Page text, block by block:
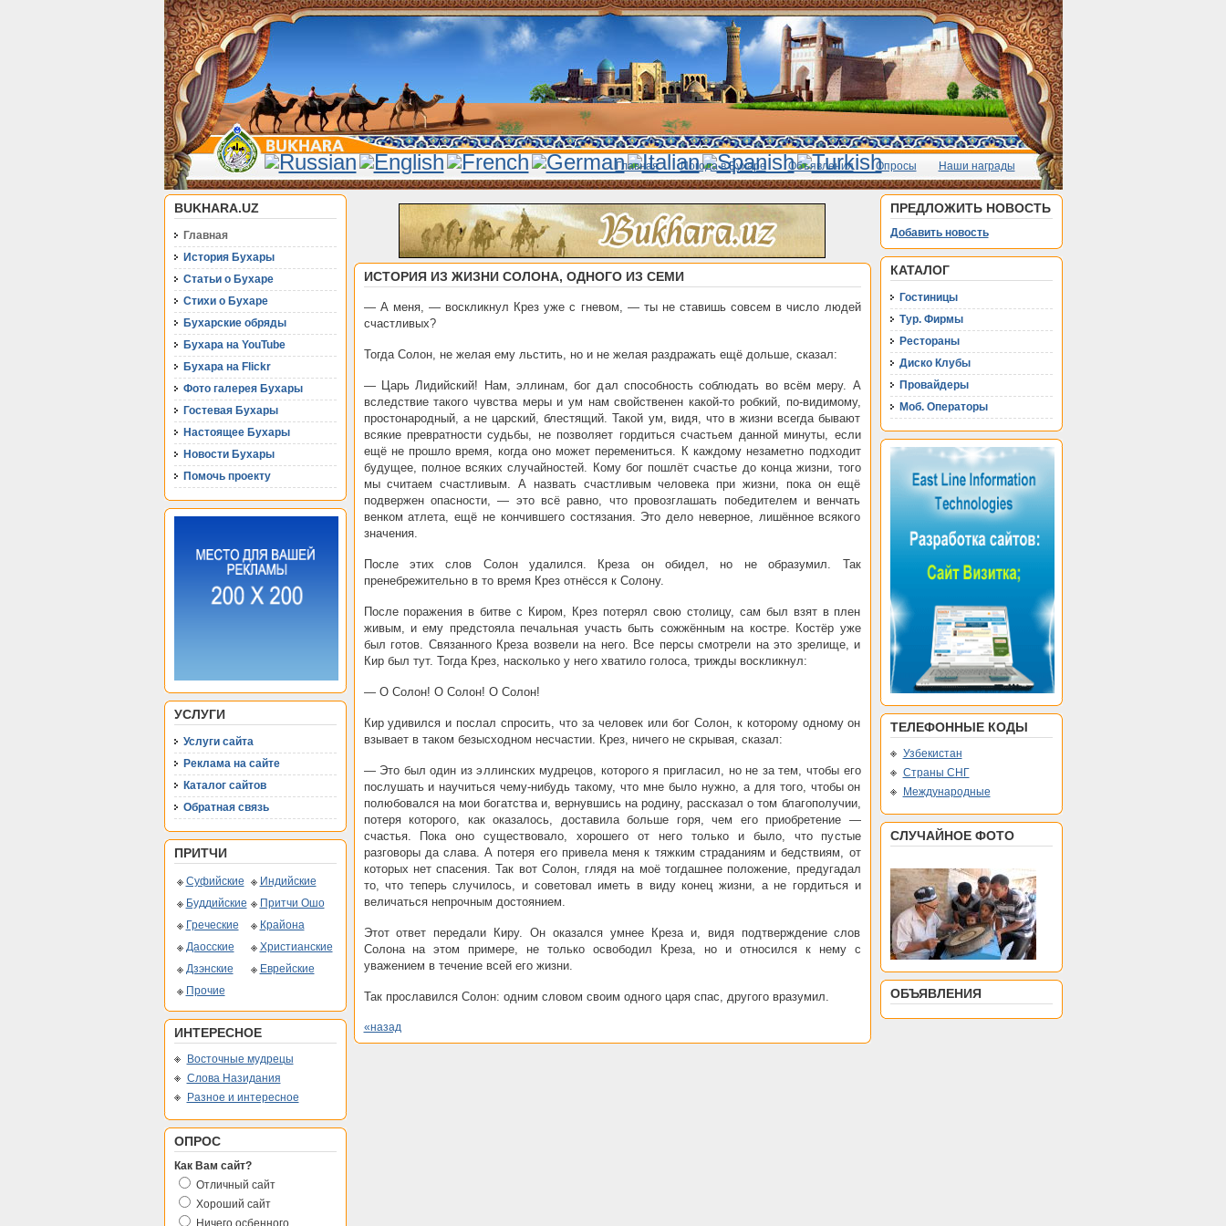
Главная Погода в Бухаре Объявления Опросы Наши награды
BUKHARA.UZ
Главная
История Бухары
Статьи о Бухаре
Стихи о Бухаре
Бухарские обряды
Бухара на YouTube
Бухара на Flickr
Фото галерея Бухары
Гостевая Бухары
Настоящее Бухары
Новости Бухары
Помочь проекту
УСЛУГИ
Услуги сайта
Реклама на сайте
Каталог сайтов
Обратная связь
ПРИТЧИ
Суфийские
Индийские
Буддийские
Притчи Ошо
Греческие
Крайона
Даосские
Христианские
Дзэнские
Еврейские
Прочие
ИНТЕРЕСНОЕ
Восточные мудрецы
Слова Назидания
Разное и интересное
ОПРОС
Как Вам сайт?
Отличный сайт
Хороший сайт
Ничего осбенного
ИСТОРИЯ ИЗ ЖИЗНИ СОЛОНА, ОДНОГО ИЗ СЕМИ
— А меня, — воскликнул Крез уже с гневом, — ты не ставишь совсем в число людей
счастливых?
Тогда Солон, не желая ему льстить, но и не желая раздражать ещё дольше, сказал:
— Царь Лидийский! Нам, эллинам, бог дал способность соблюдать во всём меру. А
вследствие такого чувства меры и ум нам свойственен какой-то робкий, по-видимому,
простонародный, а не царский, блестящий. Такой ум, видя, что в жизни всегда бывают
всякие превратности судьбы, не позволяет гордиться счастьем данной минуты, если
ещё не прошло время, когда оно может перемениться. К каждому незаметно подходит
будущее, полное всяких случайностей. Кому бог пошлёт счастье до конца жизни, того
мы считаем счастливым. А назвать счастливым человека при жизни, пока он ещё
подвержен опасности, — это всё равно, что провозглашать победителем и венчать
венком атлета, ещё не кончившего состязания. Это дело неверное, лишённое всякого
значения.
После этих слов Солон удалился. Креза он обидел, но не образумил. Так
пренебрежительно в то время Крез отнёсся к Солону.
После поражения в битве с Киром, Крез потерял свою столицу, сам был взят в плен
живым, и ему предстояла печальная участь быть сожжённым на костре. Костёр уже
был готов. Связанного Креза возвели на него. Все персы смотрели на это зрелище, и
Кир был тут. Тогда Крез, насколько у него хватило голоса, трижды воскликнул:
— О Солон! О Солон! О Солон!
Кир удивился и послал спросить, что за человек или бог Солон, к которому одному он
взывает в таком безысходном несчастии. Крез, ничего не скрывая, сказал:
— Это был один из эллинских мудрецов, которого я пригласил, но не за тем, чтобы его
послушать и научиться чему-нибудь такому, что мне было нужно, а для того, чтобы он
полюбовался на мои богатства и, вернувшись на родину, рассказал о том благополучии,
потеря которого, как оказалось, доставила больше горя, чем его приобретение —
счастья. Пока оно существовало, хорошего от него только и было, что пустые
разговоры да слава. А потеря его привела меня к тяжким страданиям и бедствиям, от
которых нет спасения. Так вот Солон, глядя на моё тогдашнее положение, предугадал
то, что теперь случилось, и советовал иметь в виду конец жизни, а не гордиться и
величаться непрочным достоянием.
Этот ответ передали Киру. Он оказался умнее Креза и, видя подтверждение слов
Солона на этом примере, не только освободил Креза, но и относился к нему с
уважением в течение всей его жизни.
Так прославился Солон: одним словом своим одного царя спас, другого вразумил.
«назад
ПРЕДЛОЖИТЬ НОВОСТЬ
Добавить новость
КАТАЛОГ
Гостиницы
Тур. Фирмы
Рестораны
Диско Клубы
Провайдеры
Моб. Операторы
ТЕЛЕФОННЫЕ КОДЫ
Узбекистан
Страны СНГ
Международные
СЛУЧАЙНОЕ ФОТО
ОБЪЯВЛЕНИЯ